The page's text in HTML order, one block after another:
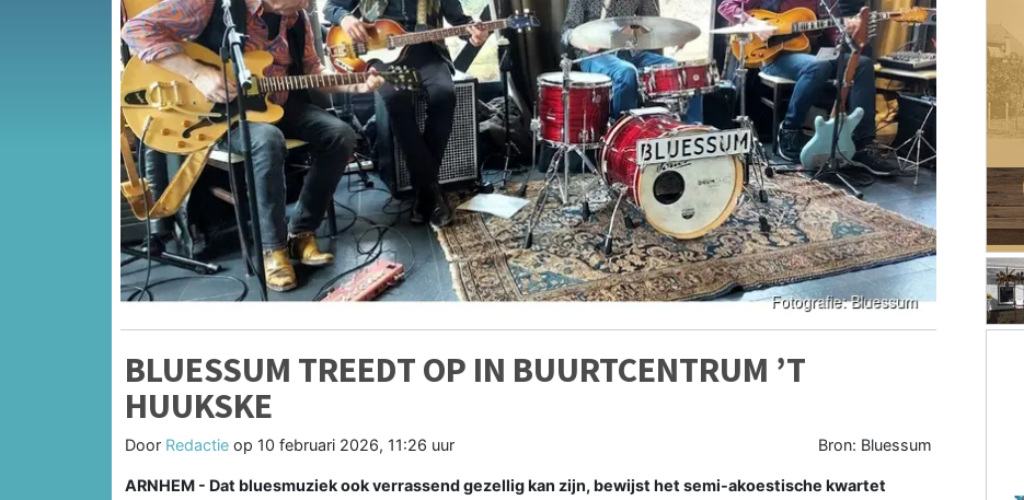
BLUESSUM TREEDT OP IN BUURTCENTRUM ’T
HUUKSKE
Door Redactie op 10 februari 2026, 11:26 uur Bron: Bluessum
ARNHEM - Dat bluesmuziek ook verrassend gezellig kan zijn, bewijst het semi-akoestische kwartet